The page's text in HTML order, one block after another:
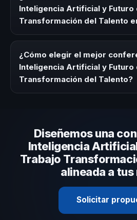
para kick-offs, convenciones
desarrollo, eventos de integración
organización necesita impulsar un
relacionado con esta temática.
Inteligencia Artificial y Futuro
Transformación del Talento
modalidad (presencial o virtual) y
En CHM Costa Rica ofrecemos
costo y una propuesta en menos
tu presupuesto.
¿Cómo elegir el mejor
Inteligencia Artificial y Futuro
Transformación del Talento?
organizacional. En CHM Costa
selección estratégica basada en
Diseñemos una
Inteligencia
Trabajo
alineada a
Solicitar